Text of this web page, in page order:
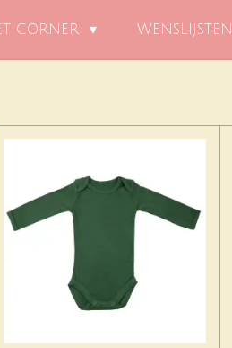
CORNER WENSLIJSTEN